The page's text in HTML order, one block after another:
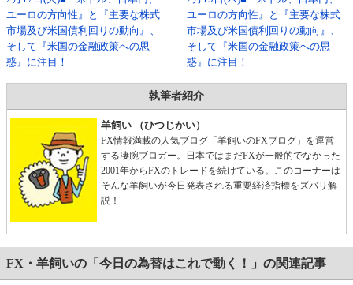
ユーロの方向性』と『主要な株式
市場及び米国債利回りの動向』、
そして『米国の金融政策への思
惑』に注目！
ユーロの方向性』と『主要な株式
市場及び米国債利回りの動向』、
そして『米国の金融政策への思
惑』に注目！
執筆者紹介
羊飼い （ひつじかい）
FX情報満載の人気ブログ「羊飼いのFXブログ」を運営
する凄腕ブロガー。日本ではまだFXが一般的でなかった
2001年からFXのトレードを続けている。このコーナーは
そんな羊飼いが今日発表される重要経済指標をズバリ解
説！
FX・羊飼いの「今日の為替はこれで動く！」の関連記事